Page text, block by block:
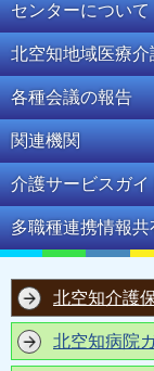
センターについて
北空知地域医療介
各種会議の報告
関連機関
介護サービスガイ
多職種連携情報共
北空知介護
北空知病院